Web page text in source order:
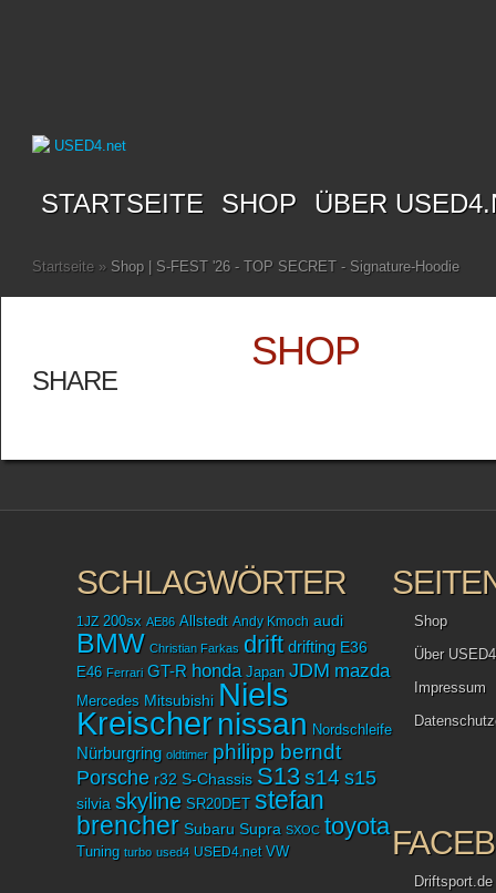
STARTSEITE SHOP ÜBER
Startseite » Shop | S-FEST '26 - TOP SECRET - Signature-Hoodie
SHARE
SHOP
SCHLAGWÖRTER
1JZ 200sx AE86 Allstedt Andy Kmoch audi
BMW Christian Farkas drift drifting E36
E46 Ferrari GT-R honda Japan JDM mazda
Mercedes Mitsubishi Niels
Kreischer nissan Nordschleife
Nürburgring oldtimer philipp berndt
Porsche r32 S-Chassis S13 s14 s15
silvia skyline SR20DET stefan
brencher Subaru Supra SXOC toyota
Tuning turbo used4 USED4.net VW
Shop
Über
Impressum
Driftsport.de